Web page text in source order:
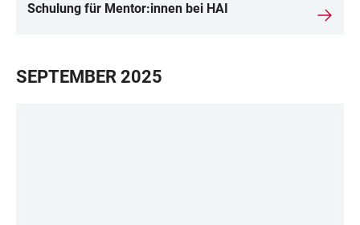
Schulung für Mentor:innen bei HAI
SEPTEMBER 2025